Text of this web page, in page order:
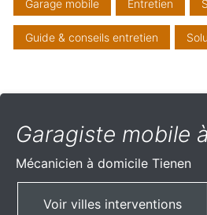
Garage mobile Entretien
Guide & conseils entretien
Garagiste mobile
Mécanicien à domicile Tienen
Voir villes interventions